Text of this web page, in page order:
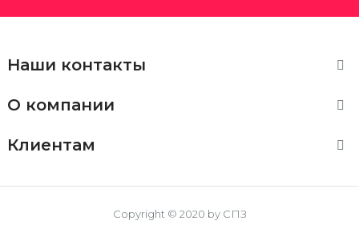
Наши контакты 
О компании 
Клиентам 
Copyright © 2020 by СПЗ